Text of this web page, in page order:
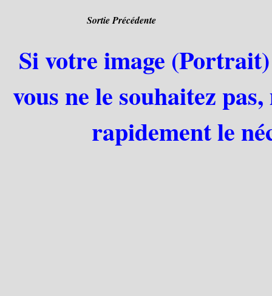
Sortie Précédente
Si votre image
vous ne le souhaitez
rapidement le